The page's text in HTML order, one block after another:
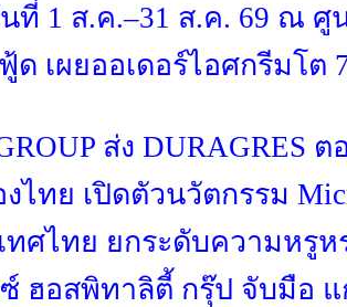
ที่ 1 ส.ค.–31 ส.ค. 69 ณ ศู
ด เผยออเดอร์ไอศกรีมโต
ส่ง DURAGRES
งไทย เปิดตัวนวัตกรรม
ทศไทย ยกระดับความหรู
ฮอสพิทาลิตี้ กรุ๊ป จับมือ แ